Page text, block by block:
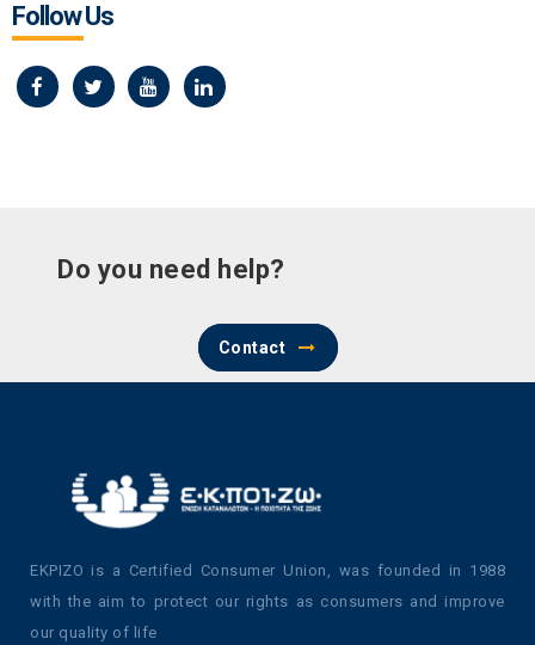
Follow Us
Do you need help?
Contact
EKPIZO is a Certified Consumer Union, was founded in 1988
with the aim to protect our rights as consumers and improve
our quality of life